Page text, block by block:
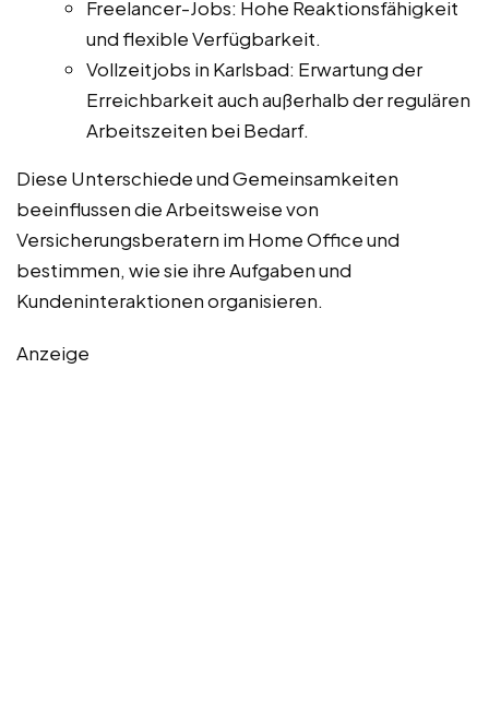
Freelancer-Jobs: Hohe Reaktionsfähigkeit
und flexible Verfügbarkeit.
Vollzeitjobs in Karlsbad: Erwartung der
Erreichbarkeit auch außerhalb der regulären
Arbeitszeiten bei Bedarf.
Diese Unterschiede und Gemeinsamkeiten
beeinflussen die Arbeitsweise von
Versicherungsberatern im Home Office und
bestimmen, wie sie ihre Aufgaben und
Kundeninteraktionen organisieren.
Anzeige